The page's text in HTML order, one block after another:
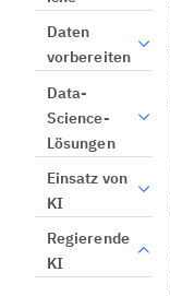
Daten
vorbereiten
Data-
Science-
Lösungen
Einsatz von
KI
Regierende
KI